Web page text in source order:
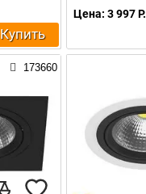
Купить
Цена: 3 997 Р.
173660